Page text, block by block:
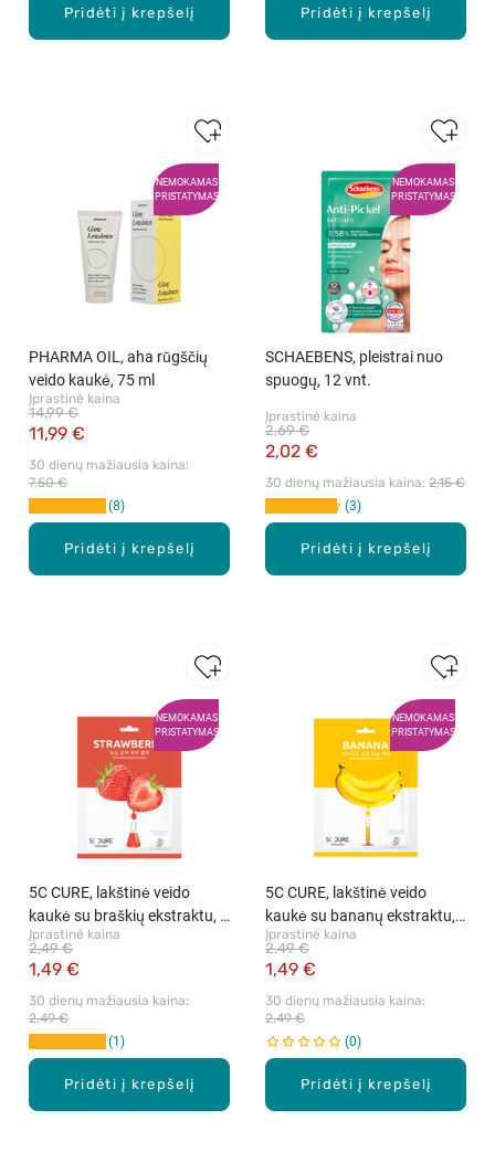
Pridėti į krepšelį Pridėti į krepšelį
NEMOKAMAS
PRISTATYMAS
Pridėti į krepšelį
PHARMA OIL, aha rūgščių
veido kaukė, 75 ml
Įprastinė kaina
11,99 €
14,99 €
30 dienų mažiausia kaina:
7,50 €
8
NEMOKAMAS
PRISTATYMAS
Pridėti į krepšelį
SCHAEBENS, pleistrai nuo
spuogų, 12 vnt.
Įprastinė kaina
2,02 €
2,69 €
30 dienų mažiausia kaina: 2,15 €
3
NEMOKAMAS
PRISTATYMAS
Pridėti į krepšelį
5C CURE, lakštinė veido
kaukė su braškių ekstraktu, 1
vnt.
Įprastinė kaina
1,49 €
2,49 €
30 dienų mažiausia kaina:
2,49 €
1
NEMOKAMAS
PRISTATYMAS
Pridėti į krepšelį
5C CURE, lakštinė veido
kaukė su bananų ekstraktu,
1 vnt
Įprastinė kaina
1,49 €
2,49 €
30 dienų mažiausia kaina:
2,49 €
0